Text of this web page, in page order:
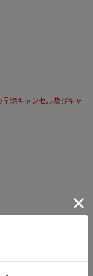
期キャンセル及びキャ